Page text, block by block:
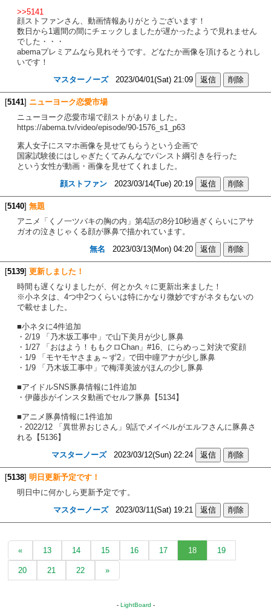
>>5141
顔ストファンさん、動画情報ありがとうございます！
数日から1週間の間にチェックしましたが遅かったようで見れません
でした・・・
abemaプレミアムなら見れそうです。どなたか画像を頂けるとうれし
いです！
マスターノーズ2023/04/01(Sat) 21:09
[5141] ニューヨーク恋愛市場
ニューヨーク恋愛市場で顔ストがありました。
https://abema.tv/video/episode/90-1576_s1_p63
素人女子にスマホ画像を見せてもらうという企画で
国家試験後にはしゃぎたくてみんなでパンスト綱引きを行った
という女性が動画・画像を見せてくれました。
顔ストファン 2023/03/14(Tue) 20:19
[5140] 無題
アニメ「くノ一ツバキの胸の内」第4話の8分10秒過ぎくらいにアサ
ガオの泣きじゃくる顔が豚鼻で描かれています。
無名 2023/03/13(Mon) 04:20
[5139] 更新しました！
時間も遅くなりましたが、何とか久々に更新出来ました！
※小ネタは、4つ中2つくらいは特にかなり微妙ですがネタもないの
で載せました。
■小ネタに4件追加
・2/19 「乃木坂工事中」で山下美月が少し豚鼻
・1/27 「おはよう！ももクロChan」#16、にらめっこ対決で変顔
・1/9 「モヤモヤさまぁ～ず2」で田中瞳アナが少し豚鼻
・1/9 「乃木坂工事中」で梅澤美波がほんの少し豚鼻
■アイドルSNS豚鼻情報に1件追加
・伊藤歩がインスタ動画でセルフ豚鼻【5134】
■アニメ豚鼻情報に1件追加
・2022/12 「異世界おじさん」9話でメイベルがエルフさんに豚鼻さ
れる【5136】
マスターノーズ2023/03/12(Sun) 22:24
[5138] 明日更新予定です！
明日中に何かしら更新予定です。
マスターノーズ2023/03/11(Sat) 19:21
« 13 14 15 16 17 18 19
20 21 22 »
- LightBoard -